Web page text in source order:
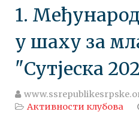
1.
у шаху за
"Сутјеска
Активности клубова